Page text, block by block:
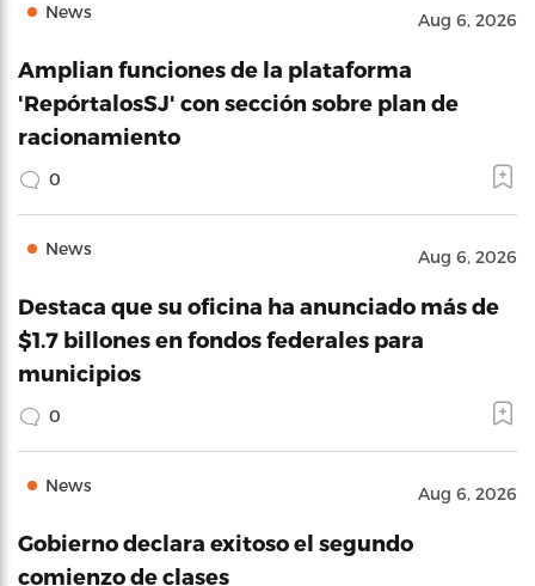
News Aug 6, 2026
Amplian funciones de la plataforma
'RepórtalosSJ' con sección sobre plan de
racionamiento
0
News Aug 6, 2026
Destaca que su oficina ha anunciado más de
$1.7 billones en fondos federales para
municipios
0
News Aug 6, 2026
Gobierno declara exitoso el segundo
comienzo de clases